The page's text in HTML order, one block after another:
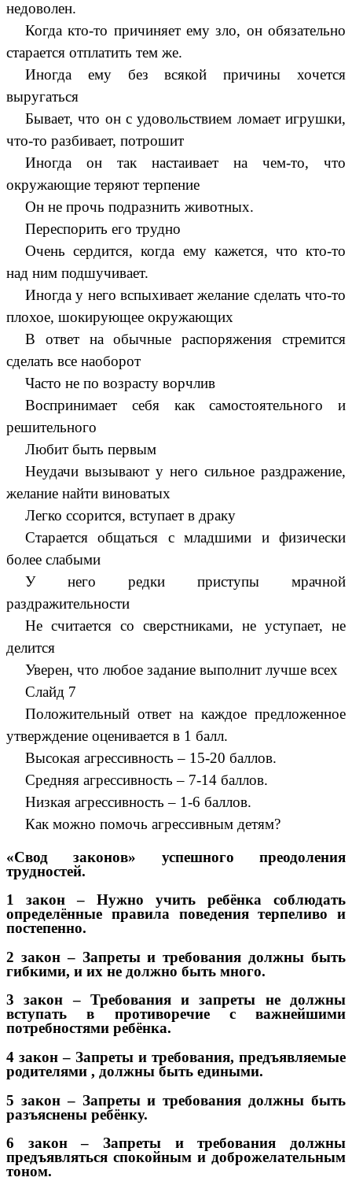
недоволен.
Когда кто-то причиняет ему зло, он обязательно
старается отплатить тем же.
Иногда ему без всякой причины хочется
выругаться
Бывает, что он с удовольствием ломает игрушки,
что-то разбивает, потрошит
Иногда он так настаивает на чем-то, что
окружающие теряют терпение
Он не прочь подразнить животных.
Переспорить его трудно
Очень сердится, когда ему кажется, что кто-то
над ним подшучивает.
Иногда у него вспыхивает желание сделать что-то
плохое, шокирующее окружающих
В ответ на обычные распоряжения стремится
сделать все наоборот
Часто не по возрасту ворчлив
Воспринимает себя как самостоятельного и
решительного
Любит быть первым
Неудачи вызывают у него сильное раздражение,
желание найти виноватых
Легко ссорится, вступает в драку
Старается общаться с младшими и физически
более слабыми
У него редки приступы мрачной
раздражительности
Не считается со сверстниками, не уступает, не
делится
Уверен, что любое задание выполнит лучше всех
Слайд 7
Положительный ответ на каждое предложенное
утверждение оценивается в 1 балл.
Высокая агрессивность – 15-20 баллов.
Средняя агрессивность – 7-14 баллов.
Низкая агрессивность – 1-6 баллов.
Как можно помочь агрессивным детям?
«Свод законов» успешного преодоления
трудностей.
1 закон – Нужно учить ребёнка соблюдать
определённые правила поведения терпеливо и
постепенно.
2 закон – Запреты и требования должны быть
гибкими, и их не должно быть много.
3 закон – Требования и запреты не должны
вступать в противоречие с важнейшими
потребностями ребёнка.
4 закон – Запреты и требования, предъявляемые
родителями , должны быть едиными.
5 закон – Запреты и требования должны быть
разъяснены ребёнку.
6 закон – Запреты и требования должны
предъявляться спокойным и доброжелательным
тоном.